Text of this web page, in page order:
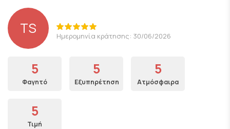
TS Ημερομηνία κράτησης: 30/06/2026
5
Φαγητό
5
Εξυπηρέτηση
5
Ατμόσφαιρα
5
Τιμή